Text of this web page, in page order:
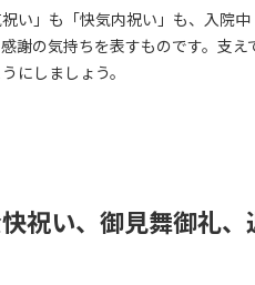
い」も「快気内祝い」も、入院
謝の気持ちを表すものです。支
にしましょう。
祝い、御見舞御礼、